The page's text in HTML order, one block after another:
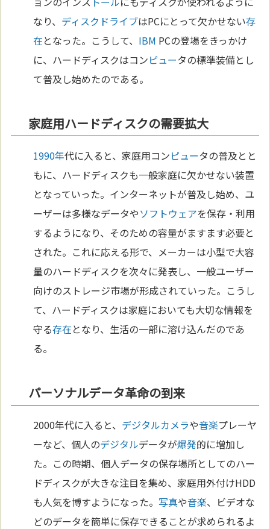
なり、 ディスクドライブはPCにとって欠かせない存
在となった。こうして、 IBM PCの登場をきっかけ
に、ハードディスクはコンピュータの標準装備とし
て普及し始めたのである。
家庭用ハードディスクの需要拡大
1990年代に入ると、家庭用コンピュータの普及とと
もに、ハードディスクも一般家庭に欠かせない装置
となっていった。インターネットが普及し始め、ユ
ーザーは多様なデータやソフトウェアを保存・利用
するようになり、そのための容量がますます必要と
された。これに応える形で、メーカーは小型で大容
量のハードディスクを次々に発表し、一般ユーザー
向けのストレージ市場が形成されていった。こうし
て、ハードディスクは家庭においても大切な情報を
守る存在となり、生活の一部に溶け込んだのであ
る。
パーソナルデータ革命の到来
2000年代に入ると、 デジタルカメラや音楽プレーヤ
ーなど、個人のデジタルデータが爆発的に増加し
た。この時期、個人データの保存場所としてのハー
ドディスクが大きな注目を集め、家庭用外付けHDD
も人気を博すようになった。写真や音楽、ビデオな
どのデータを簡単に保存できることが求められるよ